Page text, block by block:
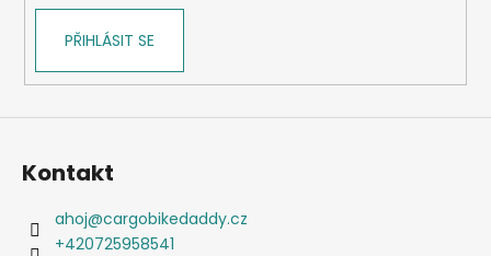
PŘIHLÁSIT SE
Kontakt
ahoj@cargobikedaddy.cz
+420725958541